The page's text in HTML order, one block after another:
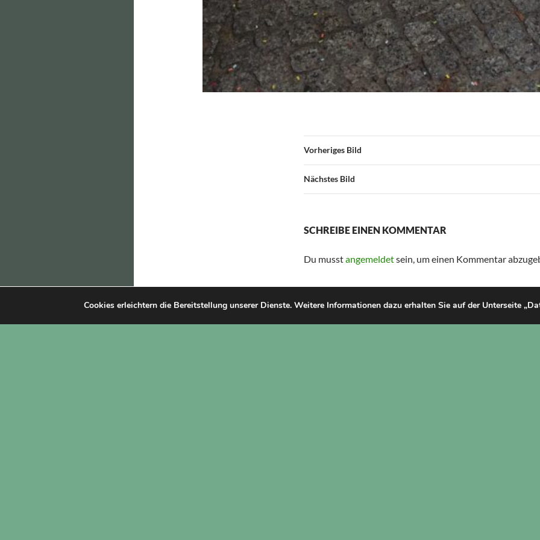
Vorheriges Bild
Nächstes Bild
SCHREIBE EINEN KOMMENTAR
Du musstangemeldetsein, um einen Kommentar
Cookies erleichtern die Bereitstellung unserer Dienste. Weitere Informationen dazu erhalten Sie auf der Unterseite